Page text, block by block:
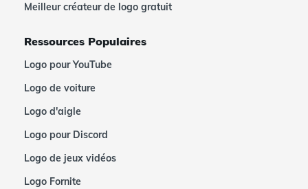
Meilleur créateur de logo gratuit
Ressources Populaires
Logo pour YouTube
Logo de voiture
Logo d'aigle
Logo pour Discord
Logo de jeux vidéos
Logo Fornite